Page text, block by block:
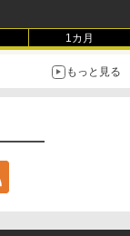
1カ月
もっと見る